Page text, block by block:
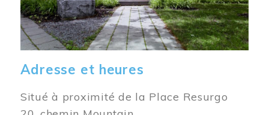
Adresse et heures
Situé à proximité de la Place Resurgo